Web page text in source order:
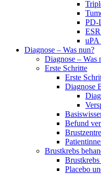
PD-
uPA
Diagnose – Was nun?
Diagnose – Was
Erste Schritte
Erste
Diagnose
Befund
Brustkrebs
Brustkrebs
Placebo